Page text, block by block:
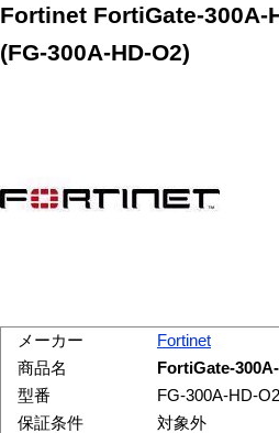
Fortinet FortiGate-300A-
(FG-300A-HD-O2)
メーカー
Fortinet
商品名
FortiGate-
型番
FG-300A-HD-O2
保証条件
対象外